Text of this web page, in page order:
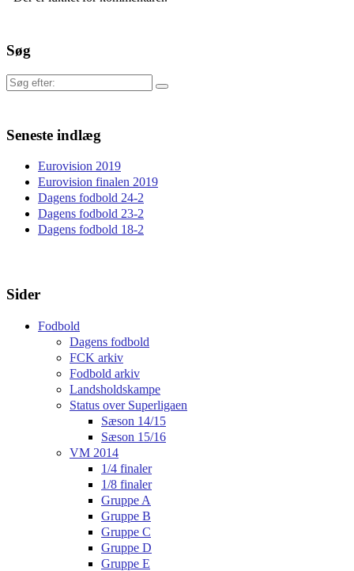
Søg
Søg
Seneste indlæg
Eurovision 2019
Eurovision finalen 2019
Dagens fodbold 24-2
Dagens fodbold 23-2
Dagens fodbold 18-2
Sider
Fodbold
Dagens fodbold
FCK arkiv
Fodbold arkiv
Landsholdskampe
Status over Superligaen
Sæson 14/15
Sæson 15/16
VM 2014
1/4 finaler
1/8 finaler
Gruppe A
Gruppe B
Gruppe C
Gruppe D
Gruppe E